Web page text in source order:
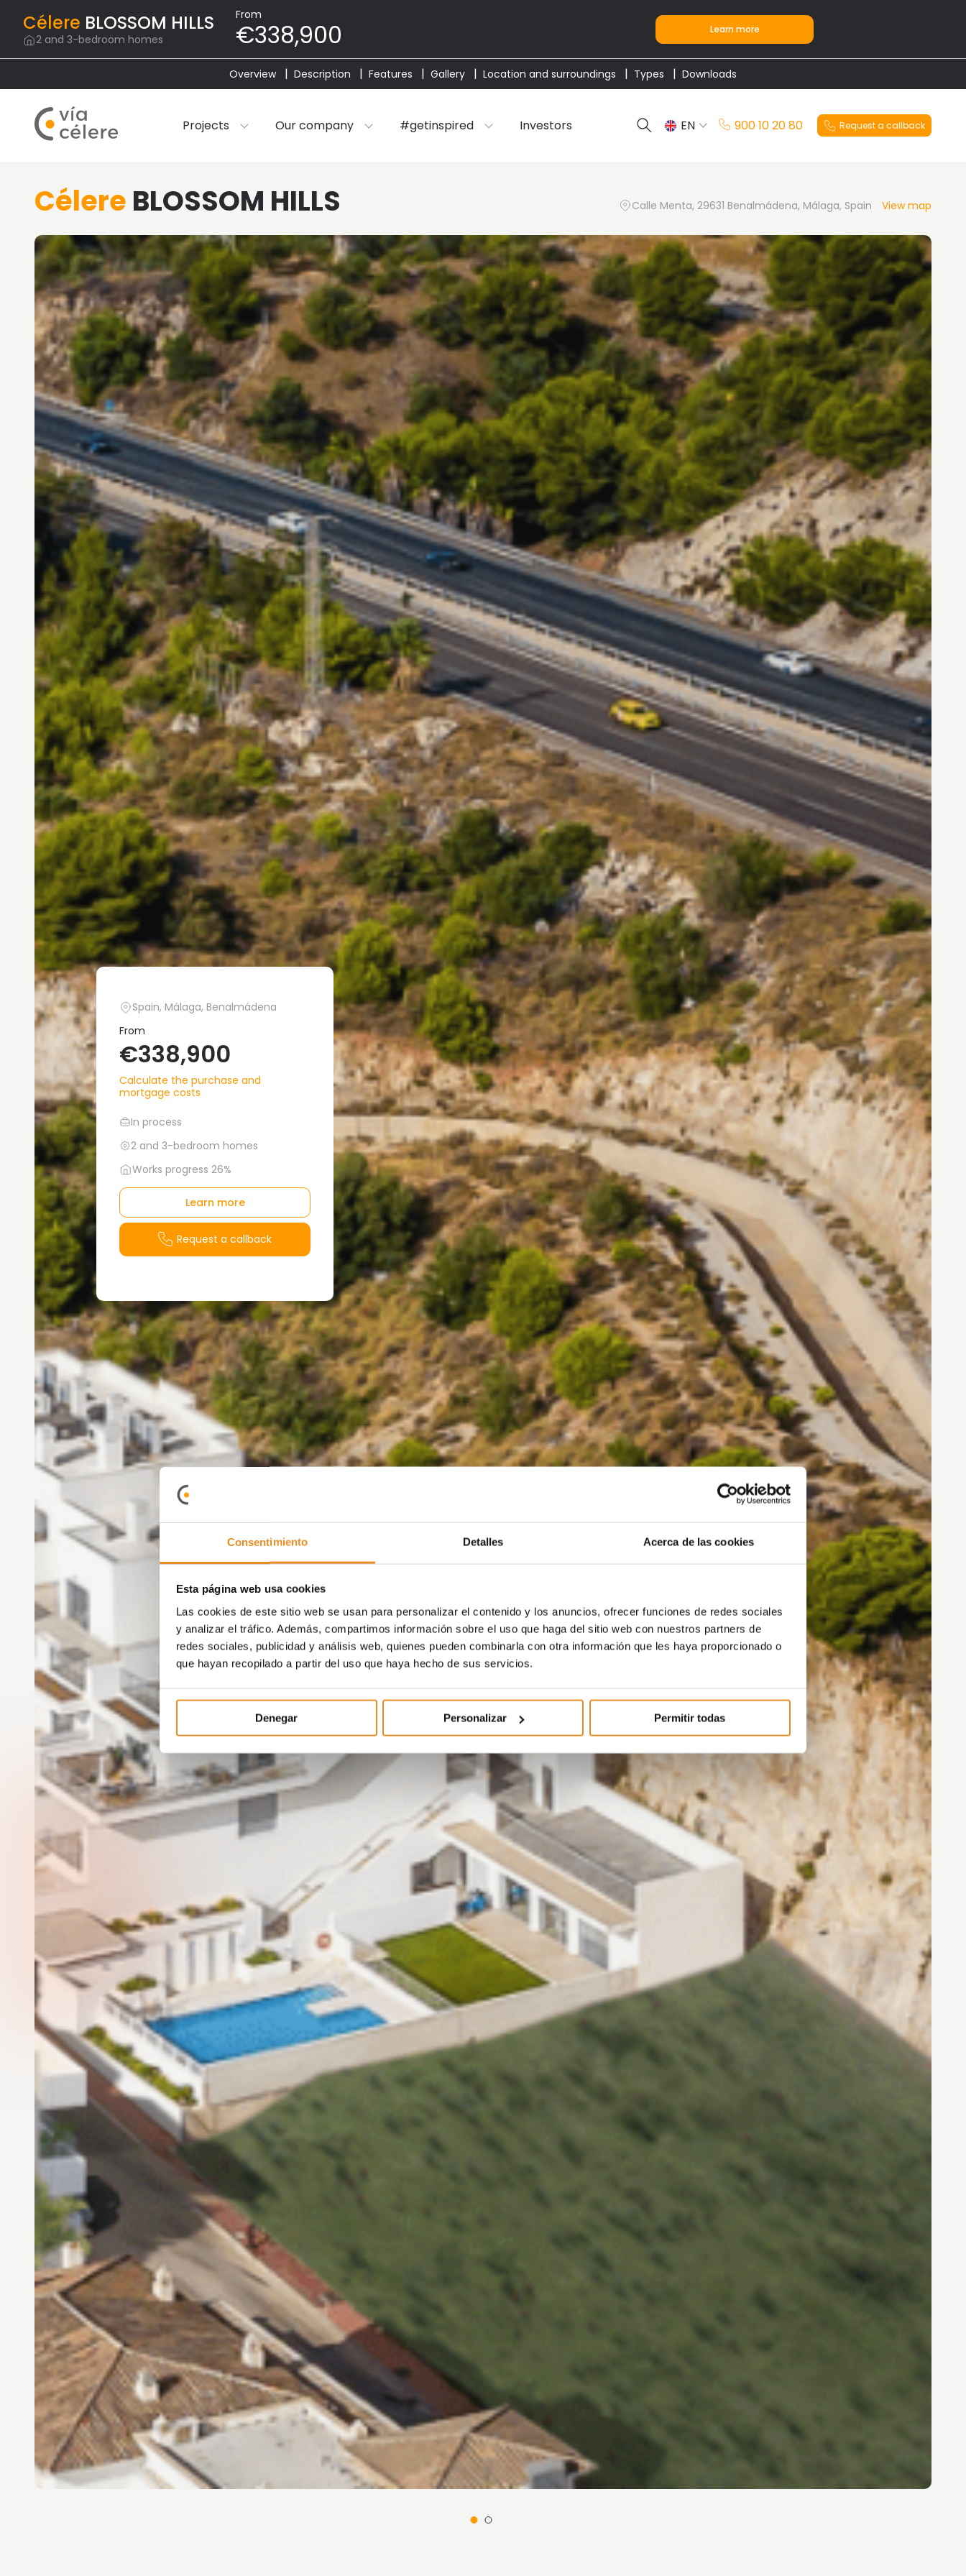
Consentimiento Detalles Acerca de las cookies
Esta página web usa cookies
Las cookies de este sitio web se usan para personalizar el contenido y los anuncios, ofrecer funciones de redes sociales
y analizar el tráfico. Además, compartimos información sobre el uso que haga del sitio web con nuestros partners de
redes sociales, publicidad y análisis web, quienes pueden combinarla con otra información que les haya proporcionado o
que hayan recopilado a partir del uso que haya hecho de sus servicios.
Denegar Personalizar Permitir todas
Célere BLOSSOM HILLS
2 and 3-bedroom homes
From
€338,900 Learn more
Overview Description Features Gallery Location and surroundings Types Downloads
Projects Our company #getinspired Investors
EN
900 10 20 80 Request a callback
Célere BLOSSOM HILLS Calle Menta, 29631 Benalmádena, Málaga, Spain View map
Spain, Málaga, Benalmádena
From
€338,900
Calculate the purchase and
mortgage costs
In process
2 and 3-bedroom homes
Works progress 26%
Learn more
Request a callback